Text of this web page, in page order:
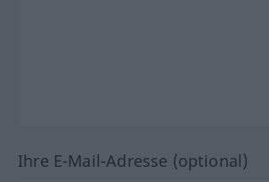
Ihre E-Mail-Adresse (optional)